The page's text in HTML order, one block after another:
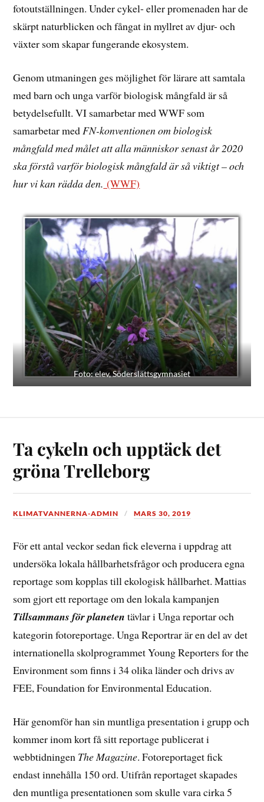
fotoutställningen. Under cykel- eller promenaden har de
skärpt naturblicken och fångat in myllret av djur- och
växter som skapar fungerande ekosystem.
Genom utmaningen ges möjlighet för lärare att samtala
med barn och unga varför biologisk mångfald är så
betydelsefullt. VI samarbetar med WWF som
samarbetar medFN-konventionen om biologisk
mångfald med målet att alla människor senast år 2020
ska förstå varför biologisk mångfald är så viktigt – och
hur vi kan rädda den. (WWF)
Foto: elev, Söderslättsgymnasiet
Ta cykeln och upptäck det
gröna Trelleborg
KLIMATVANNERNA-ADMIN MARS 30, 2019
För ett antal veckor sedan fick eleverna i uppdrag att
undersöka lokala hållbarhetsfrågor och producera egna
reportage som kopplas till ekologisk hållbarhet. Mattias
som gjort ett reportage om den lokala kampanjen
Tillsammans för planeten tävlar i Unga reportar och
kategorin fotoreportage. Unga Reportrar är en del av det
internationella skolprogrammet Young Reporters for the
Environment som finns i 34 olika länder och drivs av
FEE, Foundation for Environmental Education.
Här genomför han sin muntliga presentation i grupp och
kommer inom kort få sitt reportage publicerat i
webbtidningen The Magazine. Fotoreportaget fick
endast innehålla 150 ord. Utifrån reportaget skapades
den muntliga presentationen som skulle vara cirka 5